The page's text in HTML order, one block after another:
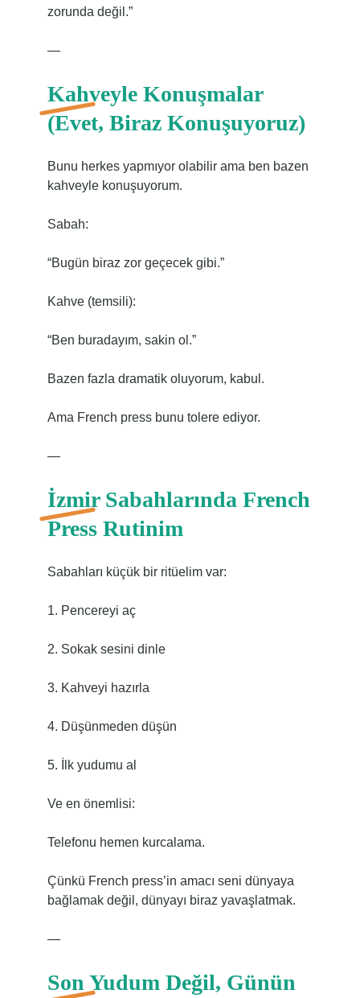
zorunda değil.”
—
Kahveyle Konuşmalar
(Evet, Biraz Konuşuyoruz)
Bunu herkes yapmıyor olabilir ama ben bazen
kahveyle konuşuyorum.
Sabah:
“Bugün biraz zor geçecek gibi.”
Kahve (temsili):
“Ben buradayım, sakin ol.”
Bazen fazla dramatik oluyorum, kabul.
Ama French press bunu tolere ediyor.
—
İzmir Sabahlarında French
Press Rutinim
Sabahları küçük bir ritüelim var:
1. Pencereyi aç
2. Sokak sesini dinle
3. Kahveyi hazırla
4. Düşünmeden düşün
5. İlk yudumu al
Ve en önemlisi:
Telefonu hemen kurcalama.
Çünkü French press’in amacı seni dünyaya
bağlamak değil, dünyayı biraz yavaşlatmak.
—
Son Yudum Değil, Günün